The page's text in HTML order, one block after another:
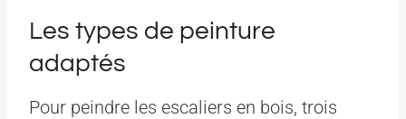
Les types de peinture
adaptés
Pour peindre les escaliers en bois, trois